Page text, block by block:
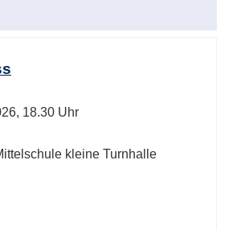
18.30 Uhr
kleine Turnhalle